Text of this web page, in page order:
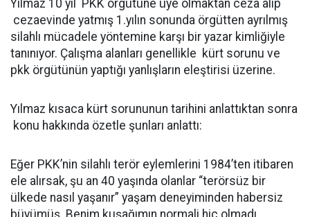
Yılmaz 10 yıl PKK örgütüne üye olmaktan ceza alıp
cezaevinde yatmış 1.yılın sonunda örgütten ayrılmış
silahlı mücadele yöntemine karşı bir yazar kimliğiyle
tanınıyor. Çalışma alanları genellikle kürt sorunu ve
pkk örgütünün yaptığı yanlışların eleştirisi üzerine.
Yılmaz kısaca kürt sorununun tarihini anlattıktan sonra
konu hakkında özetle şunları anlattı:
Eğer PKK’nin silahlı terör eylemlerini 1984’ten itibaren
ele alırsak, şu an 40 yaşında olanlar “terörsüz bir
ülkede nasıl yaşanır” yaşam deneyiminden habersiz